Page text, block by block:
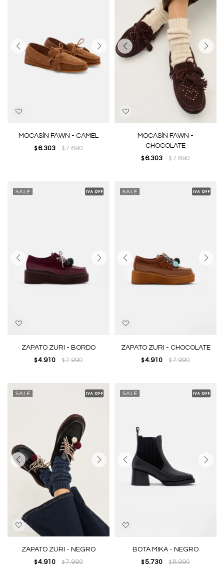
MOCASÍN FAWN - CAMEL
$ 6.303 $7.690
MOCASÍN FAWN -
CHOCOLATE
$ 6.303 $7.690
ZAPATO ZURI - BORDO
$ 4.910 $7.990
ZAPATO ZURI - CHOCOLATE
$ 4.910 $7.990
ZAPATO ZURI - NEGRO
$ 4.910 $7.990
BOTA MIKA - NEGRO
$ 5.730 $8.990